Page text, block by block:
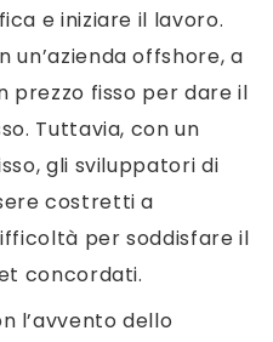
e iniziare il lavoro.
un’azienda offshore, a
prezzo fisso per dare il
Tuttavia, con un
gli sviluppatori di
costretti a
per soddisfare il
concordati.
l’avvento dello